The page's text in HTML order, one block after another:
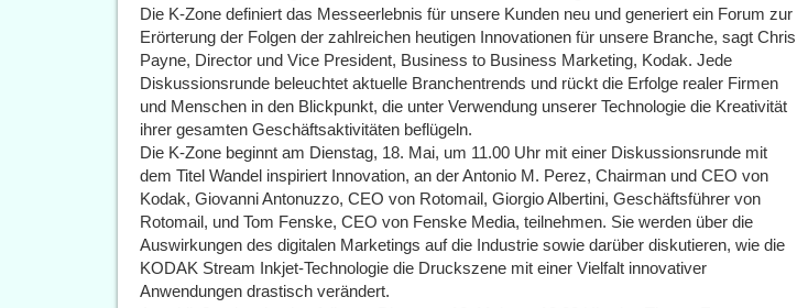
Die K-Zone definiert das Messeerlebnis für unsere Kunden neu und generiert ein Forum zur
Erörterung der Folgen der zahlreichen heutigen Innovationen für unsere Branche, sagt Chris
Payne, Director und Vice President, Business to Business Marketing, Kodak. Jede
Diskussionsrunde beleuchtet aktuelle Branchentrends und rückt die Erfolge realer Firmen
und Menschen in den Blickpunkt, die unter Verwendung unserer Technologie die Kreativität
ihrer gesamten Geschäftsaktivitäten beflügeln.
Die K-Zone beginnt am Dienstag, 18. Mai, um 11.00 Uhr mit einer Diskussionsrunde mit
dem Titel Wandel inspiriert Innovation, an der Antonio M. Perez, Chairman und CEO von
Kodak, Giovanni Antonuzzo, CEO von Rotomail, Giorgio Albertini, Geschäftsführer von
Rotomail, und Tom Fenske, CEO von Fenske Media, teilnehmen. Sie werden über die
Auswirkungen des digitalen Marketings auf die Industrie sowie darüber diskutieren, wie die
KODAK Stream Inkjet-Technologie die Druckszene mit einer Vielfalt innovativer
Anwendungen drastisch verändert.